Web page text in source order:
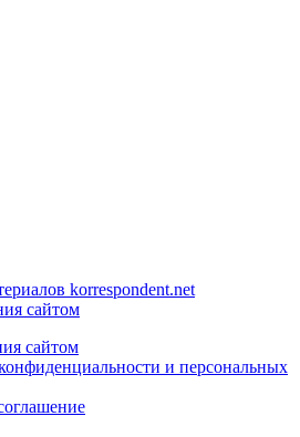
korrespondent.net
сайтом
сайтом
и персональных